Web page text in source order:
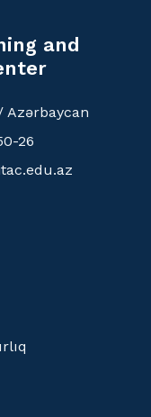
and
Azərbaycan
26